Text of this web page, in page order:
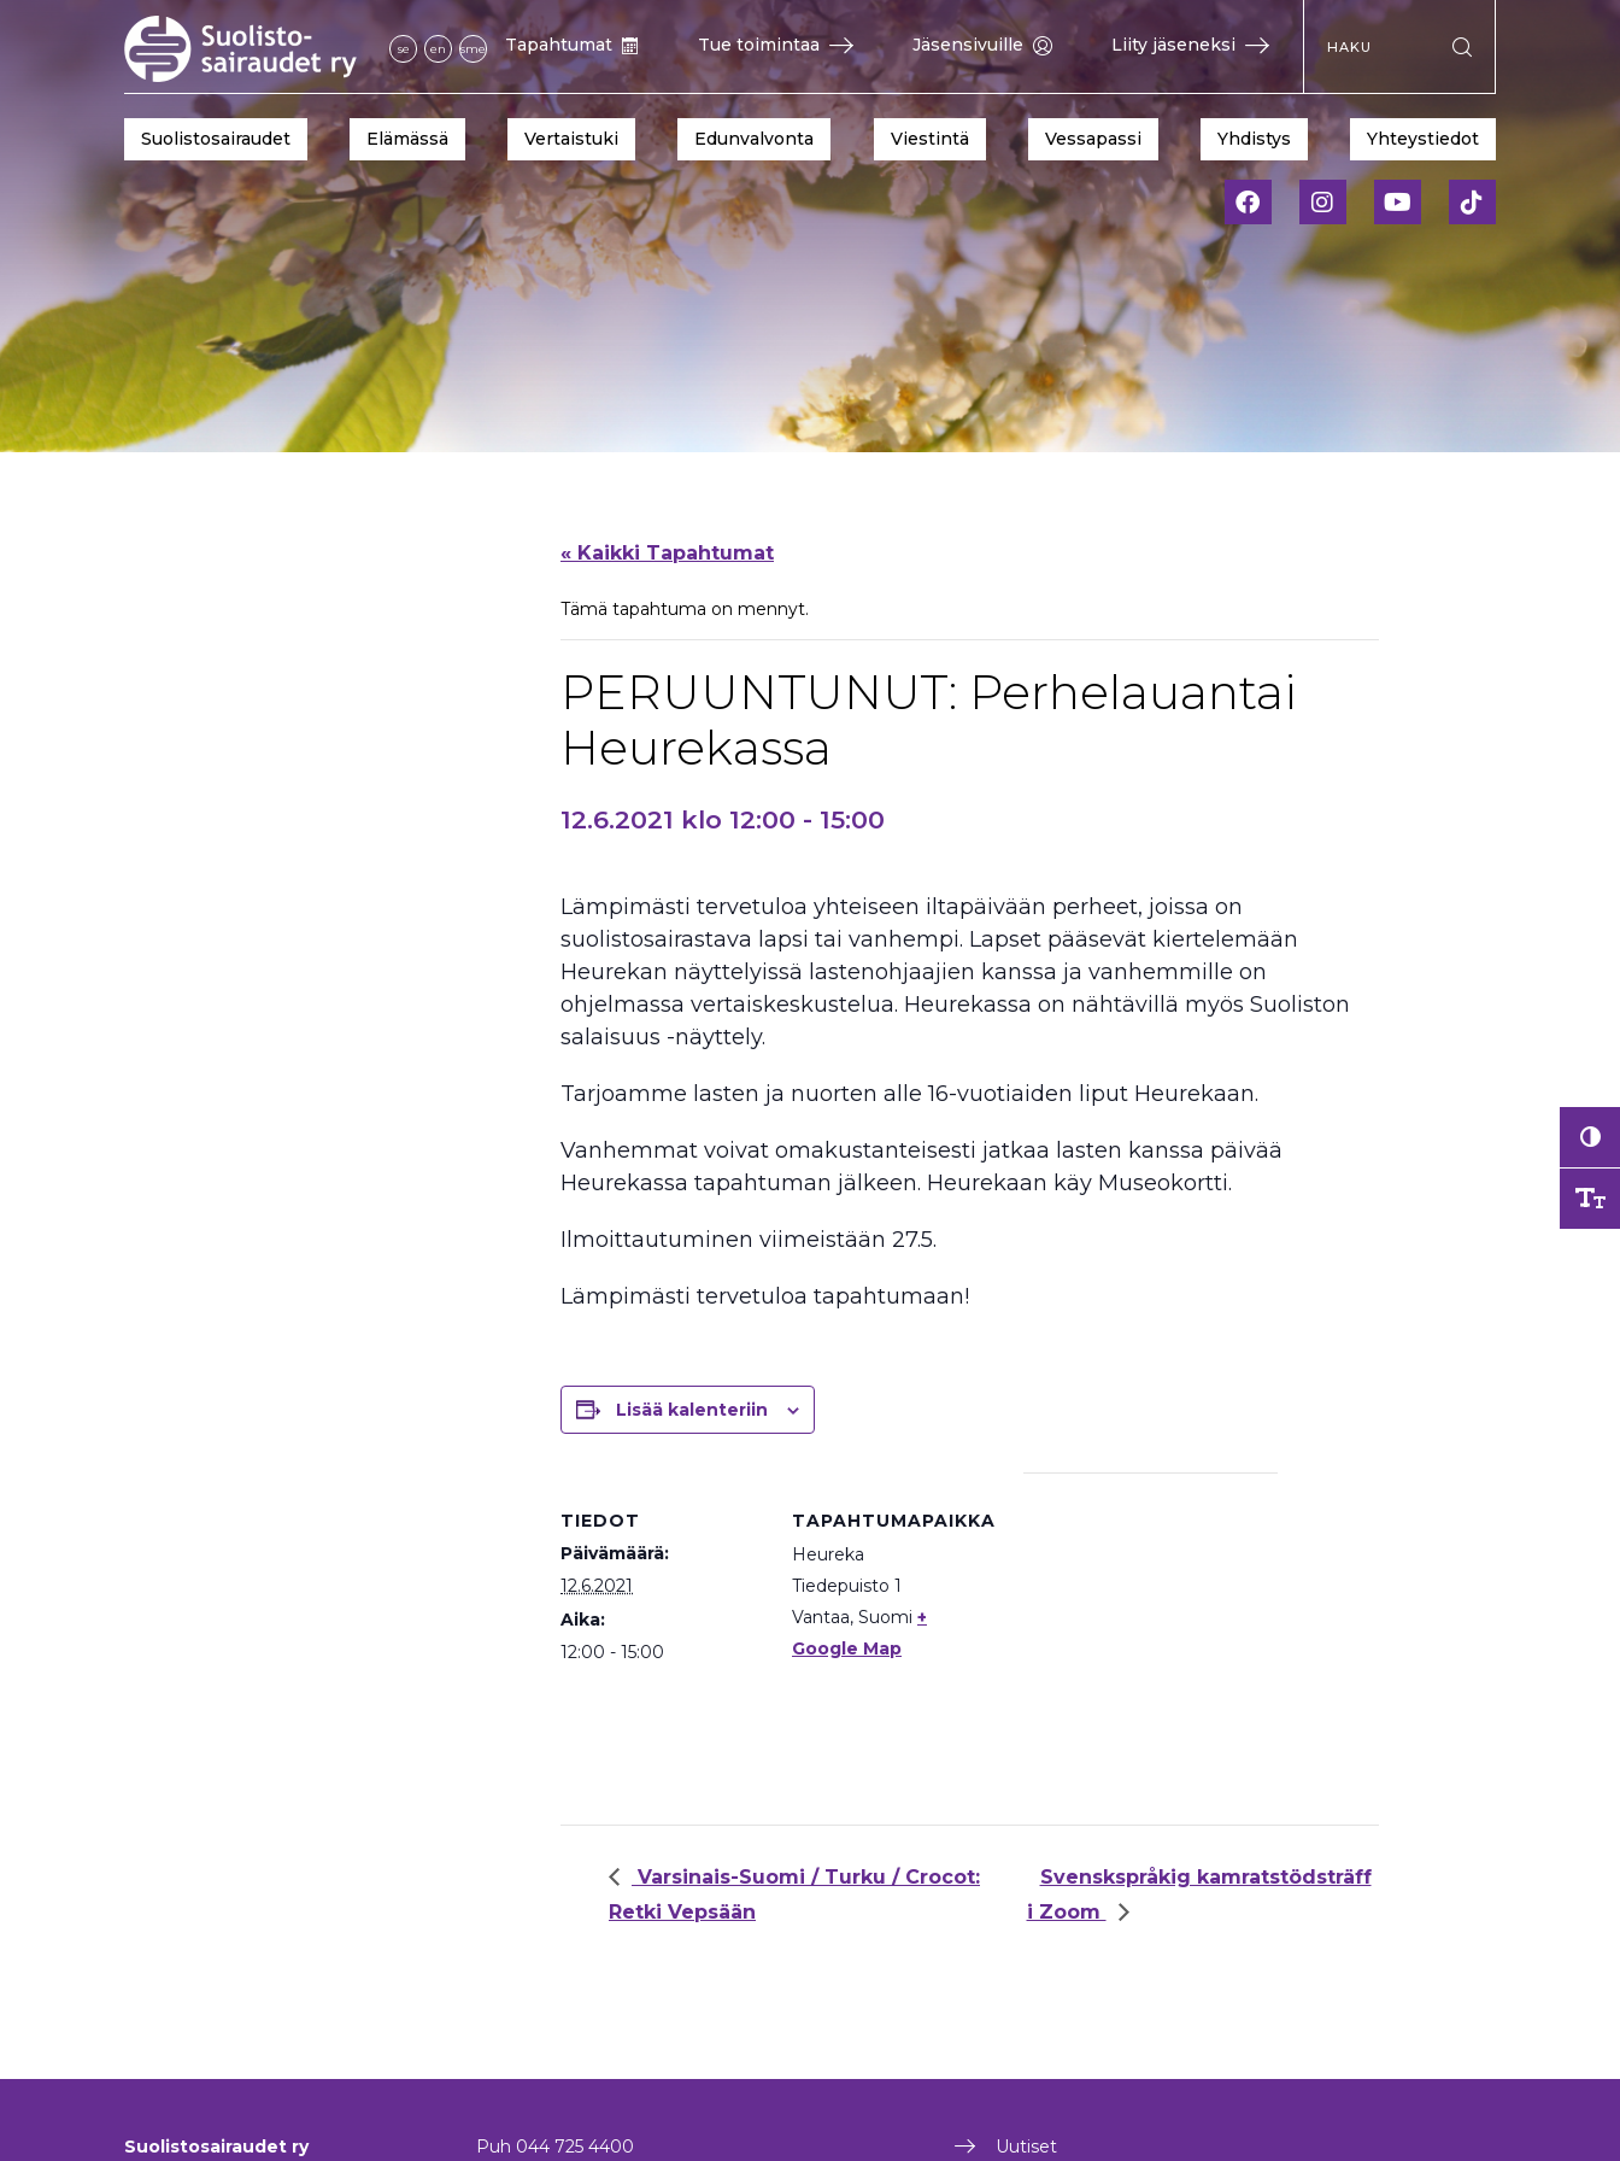
se en sme Tapahtumat Tue toimintaa Jäsensivuille Liity jäseneksi
Hae sivustolta
Suolistosairaudet Elämässä Vertaistuki Edunvalvonta Viestintä Vessapassi Yhdistys Yhteystiedot
« Kaikki Tapahtumat
Tämä tapahtuma on mennyt.
PERUUNTUNUT: Perhelauantai
Heurekassa
12.6.2021 klo 12:00 - 15:00
Lämpimästi tervetuloa yhteiseen iltapäivään perheet, joissa on
suolistosairastava lapsi tai vanhempi. Lapset pääsevät kiertelemään
Heurekan näyttelyissä lastenohjaajien kanssa ja vanhemmille on
ohjelmassa vertaiskeskustelua. Heurekassa on nähtävillä myös Suoliston
salaisuus -näyttely.
Tarjoamme lasten ja nuorten alle 16-vuotiaiden liput Heurekaan.
Vanhemmat voivat omakustanteisesti jatkaa lasten kanssa päivää
Heurekassa tapahtuman jälkeen. Heurekaan käy Museokortti.
Ilmoittautuminen viimeistään 27.5.
Lämpimästi tervetuloa tapahtumaan!
Lisää kalenteriin
TIEDOT
Päivämäärä:
12.6.2021
Aika:
12:00 - 15:00
TAPAHTUMAPAIKKA
Heureka
Tiedepuisto 1
Vantaa, Suomi +
Google Map
Varsinais-Suomi / Turku / Crocot:
Retki Vepsään
Svenskspråkig kamratstödsträff
i Zoom
Suolistosairaudet ry Puh 044 725 4400 Uutiset